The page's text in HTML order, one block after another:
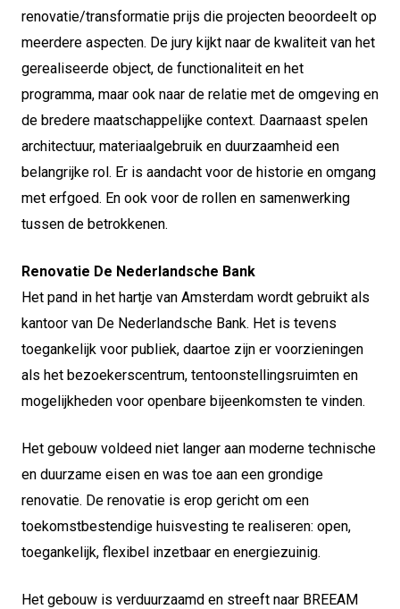
renovatie/transformatie prijs die projecten beoordeelt op
meerdere aspecten. De jury kijkt naar de kwaliteit van het
gerealiseerde object, de functionaliteit en het
programma, maar ook naar de relatie met de omgeving en
de bredere maatschappelijke context. Daarnaast spelen
architectuur, materiaalgebruik en duurzaamheid een
belangrijke rol. Er is aandacht voor de historie en omgang
met erfgoed. En ook voor de rollen en samenwerking
tussen de betrokkenen.
Renovatie De Nederlandsche Bank
Het pand in het hartje van Amsterdam wordt gebruikt als
kantoor van De Nederlandsche Bank. Het is tevens
toegankelijk voor publiek, daartoe zijn er voorzieningen
als het bezoekerscentrum, tentoonstellingsruimten en
mogelijkheden voor openbare bijeenkomsten te vinden.
Het gebouw voldeed niet langer aan moderne technische
en duurzame eisen en was toe aan een grondige
renovatie. De renovatie is erop gericht om een
toekomstbestendige huisvesting te realiseren: open,
toegankelijk, flexibel inzetbaar en energiezuinig.
Het gebouw is verduurzaamd en streeft naar BREEAM